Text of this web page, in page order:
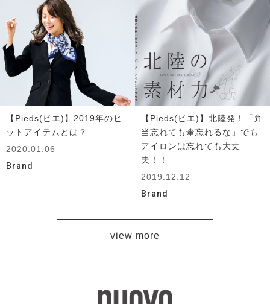
【Pieds(ピエ)】2019年のヒ
ットアイテムとは？
2020.01.06
Brand
【Pieds(ピエ)】北陸発！「弁
当忘れても傘忘れるな」でも
アイロンは忘れても大丈
夫！！
2019.12.12
Brand
view more